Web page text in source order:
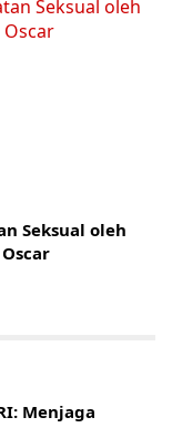
Seksual oleh
Menjaga